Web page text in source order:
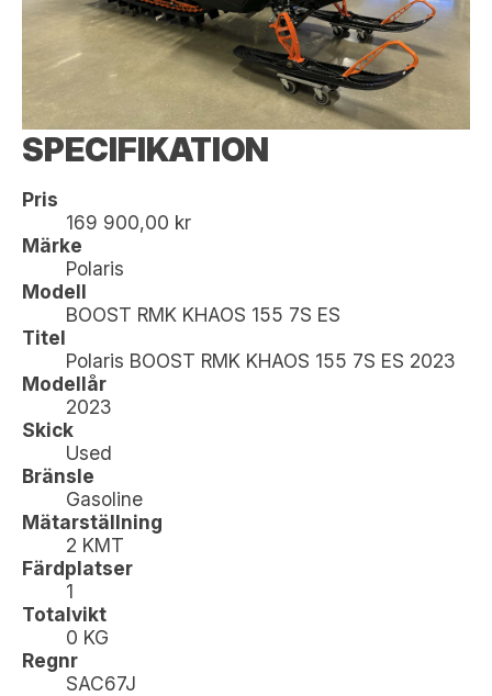
SPECIFIKATION
Pris
169 900,00 kr
Märke
Polaris
Modell
BOOST RMK KHAOS 155 7S ES
Titel
Polaris BOOST RMK KHAOS 155 7S ES 2023
Modellår
2023
Skick
Used
Bränsle
Gasoline
Mätarställning
2 KMT
Färdplatser
1
Totalvikt
0 KG
Regnr
SAC67J